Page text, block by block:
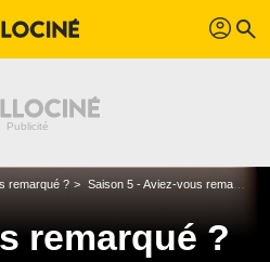
profil search
remarqué ? Saison 5 - Aviez-vous remarqué ?
remarqué ?